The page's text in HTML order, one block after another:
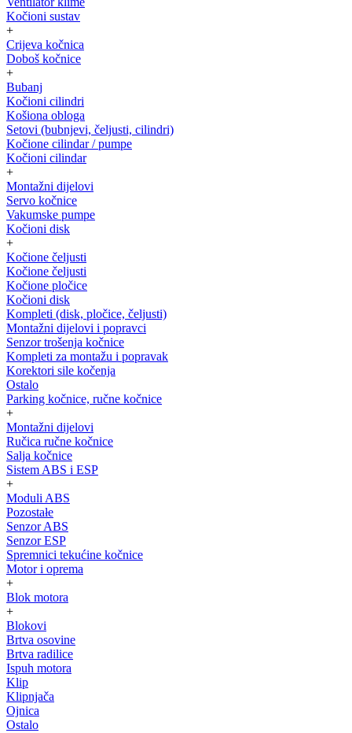
Kočioni sustav
+
Crijeva kočnica
Doboš kočnice
+
Bubanj
Kočioni cilindri
Košiona obloga
Setovi (bubnjevi, čeljusti, cilindri)
Kočione cilindar / pumpe
Kočioni cilindar
+
Montažni dijelovi
Servo kočnice
Vakumske pumpe
Kočioni disk
+
Kočione čeljusti
Kočione čeljusti
Kočione pločice
Kočioni disk
Kompleti (disk, pločice, čeljusti)
Montažni dijelovi i popravci
Senzor trošenja kočnice
Kompleti za montažu i popravak
Korektori sile kočenja
Ostalo
Parking kočnice, ručne kočnice
+
Montažni dijelovi
Ručica ručne kočnice
Salja kočnice
Sistem ABS i ESP
+
Moduli ABS
Pozostałe
Senzor ABS
Senzor ESP
Spremnici tekućine kočnice
Motor i oprema
+
Blok motora
+
Blokovi
Brtva osovine
Brtva radilice
Ispuh motora
Klip
Klipnjača
Ojnica
Ostalo